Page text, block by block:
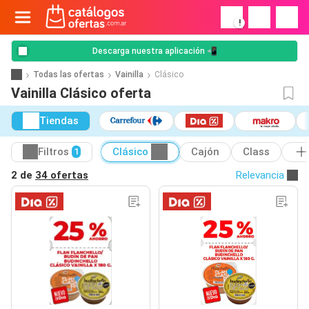
!
Descarga nuestra aplicación 📲
Todas las ofertas Vainilla Clásico
Vainilla Clásico oferta
Tiendas
Filtros 1 Clásico Cajón
Class
2 de 34 ofertas Relevancia